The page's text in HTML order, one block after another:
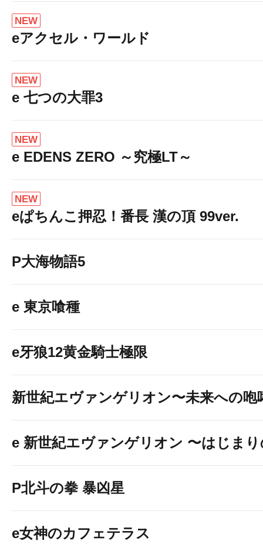
NEW
eアクセル・ワールド
NEW
e 七つの大罪3
NEW
e EDENS ZERO ～究極LT～
NEW
eぱちんこ押忍！番長 漢の頂 99ver.
P大海物語5
e 東京喰種
e牙狼12黄金騎士極限
新世紀エヴァンゲリオン〜未来への咆
e 新世紀エヴァンゲリオン 〜はじま
P北斗の拳 暴凶星
e女神のカフェテラス